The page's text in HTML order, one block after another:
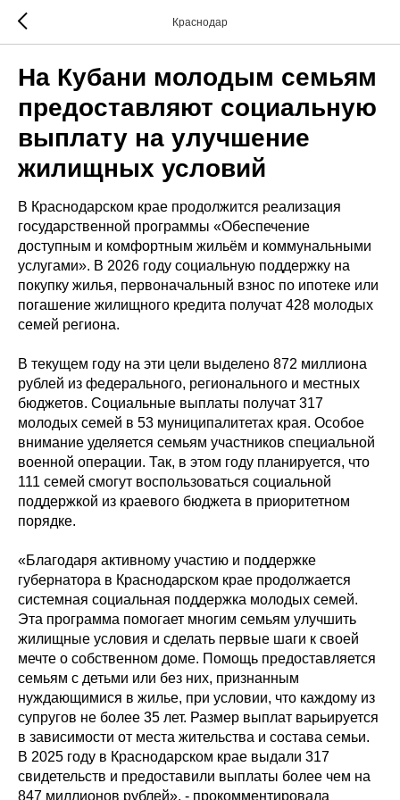
Краснодар
На Кубани молодым семьям
предоставляют социальную
выплату на улучшение
жилищных условий
В Краснодарском крае продолжится реализация
государственной программы «Обеспечение
доступным и комфортным жильём и коммунальными
услугами». В 2026 году социальную поддержку на
покупку жилья, первоначальный взнос по ипотеке или
погашение жилищного кредита получат 428 молодых
семей региона.
В текущем году на эти цели выделено 872 миллиона
рублей из федерального, регионального и местных
бюджетов. Социальные выплаты получат 317
молодых семей в 53 муниципалитетах края. Особое
внимание уделяется семьям участников специальной
военной операции. Так, в этом году планируется, что
111 семей смогут воспользоваться социальной
поддержкой из краевого бюджета в приоритетном
порядке.
«Благодаря активному участию и поддержке
губернатора в Краснодарском крае продолжается
системная социальная поддержка молодых семей.
Эта программа помогает многим семьям улучшить
жилищные условия и сделать первые шаги к своей
мечте о собственном доме. Помощь предоставляется
семьям с детьми или без них, признанным
нуждающимися в жилье, при условии, что каждому из
супругов не более 35 лет. Размер выплат варьируется
в зависимости от места жительства и состава семьи.
В 2025 году в Краснодарском крае выдали 317
свидетельств и предоставили выплаты более чем на
847 миллионов рублей», - прокомментировала